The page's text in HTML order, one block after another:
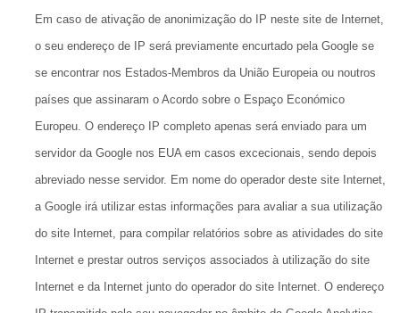
Em caso de ativação de anonimização do IP neste site de Internet,
o seu endereço de IP será previamente encurtado pela Google se
se encontrar nos Estados-Membros da União Europeia ou noutros
países que assinaram o Acordo sobre o Espaço Económico
Europeu. O endereço IP completo apenas será enviado para um
servidor da Google nos EUA em casos excecionais, sendo depois
abreviado nesse servidor. Em nome do operador deste site Internet,
a Google irá utilizar estas informações para avaliar a sua utilização
do site Internet, para compilar relatórios sobre as atividades do site
Internet e prestar outros serviços associados à utilização do site
Internet e da Internet junto do operador do site Internet. O endereço